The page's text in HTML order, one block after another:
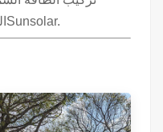
الشمسي وما إلى ذلك، بواسطة 9Sunsolar.